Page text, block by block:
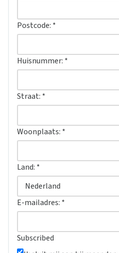
Postcode: *
Huisnummer: *
Straat: *
Woonplaats: *
Land: *
E-mailadres: *
Subscribed